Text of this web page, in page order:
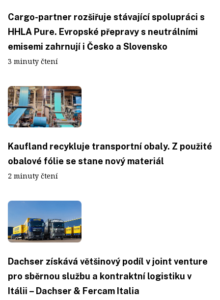
Cargo-partner rozšiřuje stávající spolupráci s
HHLA Pure. Evropské přepravy s neutrálními
emisemi zahrnují i Česko a Slovensko
3 minuty čtení
Kaufland recykluje transportní obaly. Z použité
obalové fólie se stane nový materiál
2 minuty čtení
Dachser získává většinový podíl v joint venture
pro sběrnou službu a kontraktní logistiku v
Itálii – Dachser & Fercam Italia